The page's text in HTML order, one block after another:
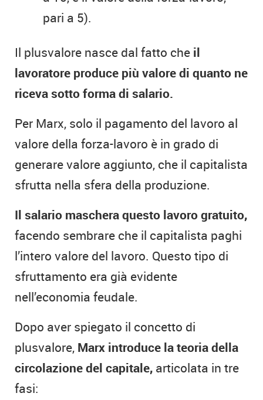
pari a 5).
Il plusvalore nasce dal fatto che il
lavoratore produce più valore di quanto ne
riceva sotto forma di salario.
Per Marx, solo il pagamento del lavoro al
valore della forza-lavoro è in grado di
generare valore aggiunto, che il capitalista
sfrutta nella sfera della produzione.
Il salario maschera questo lavoro gratuito,
facendo sembrare che il capitalista paghi
l’intero valore del lavoro. Questo tipo di
sfruttamento era già evidente
nell’economia feudale.
Dopo aver spiegato il concetto di
plusvalore, Marx introduce la teoria della
circolazione del capitale, articolata in tre
fasi: